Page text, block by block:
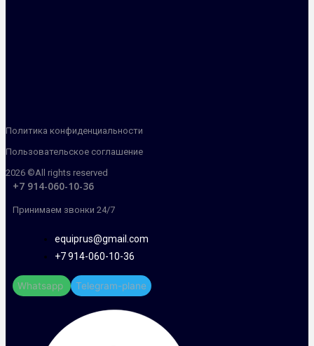
Политика конфиденциальности
Пользовательское соглашение
2026 ©All rights reserved
+7 914-060-10-36
Принимаем звонки 24/7
equiprus@gmail.com
+7 914-060-10-36
Whatsapp Telegram-plane